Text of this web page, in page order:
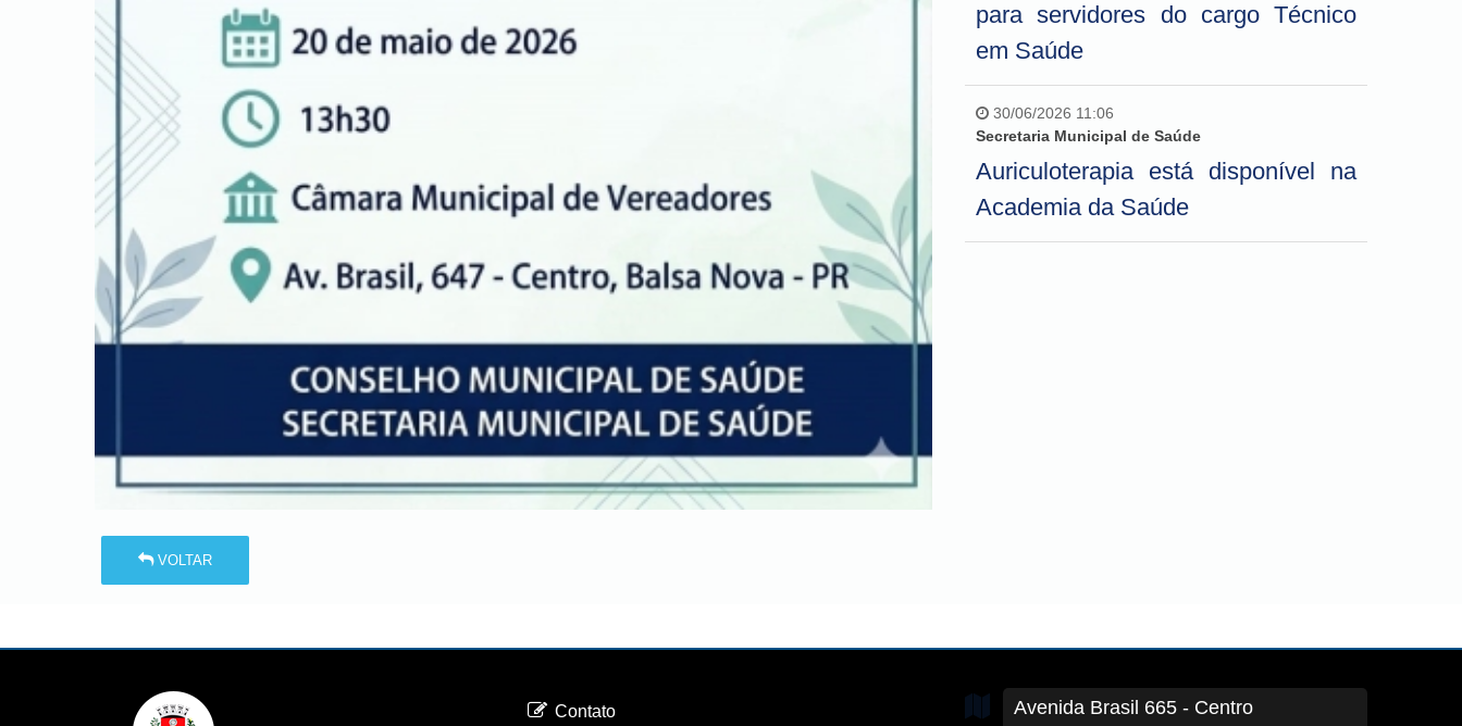
VOLTAR
para servidores do cargo Técnico
em Saúde
30/06/2026 11:06
Secretaria Municipal de Saúde
Auriculoterapia está disponível na
Academia da Saúde
Contato Avenida Brasil 665 - Centro